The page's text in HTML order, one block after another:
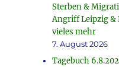
Sterben &
Angriff Leipzig &
vieles mehr
7. August 2026
Tagebuch